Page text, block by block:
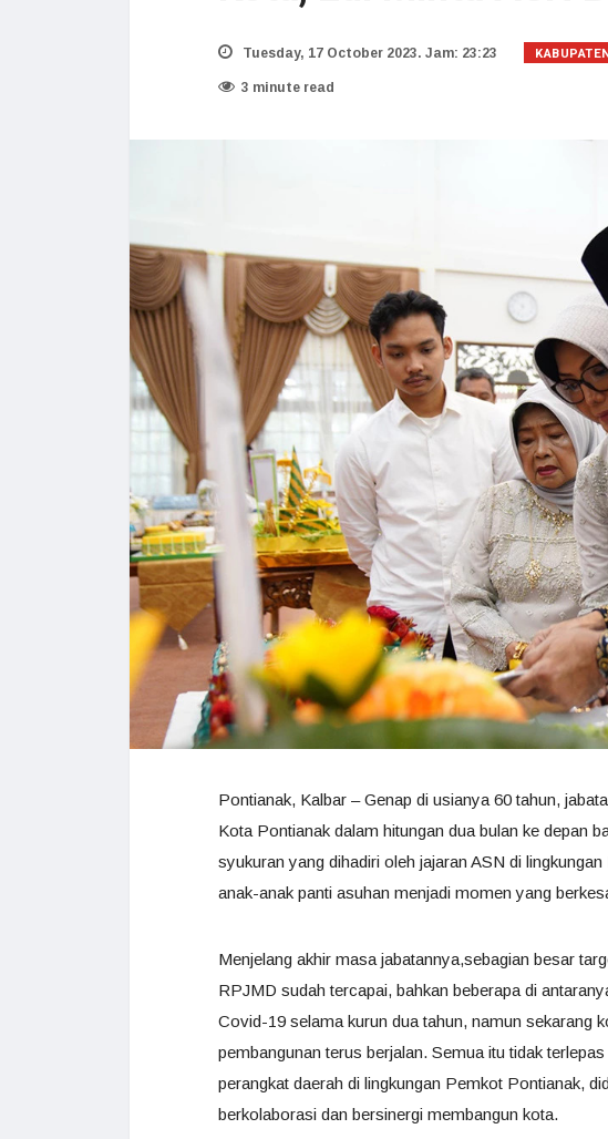
Tuesday, 17 October 2023. Jam: 23:23
3 minute read
Pontianak, Kalbar – Genap di usianya 60 tahun,
Kota Pontianak dalam hitungan dua bulan ke depan
syukuran yang dihadiri oleh jajaran ASN di
anak-anak panti asuhan menjadi momen yang
Menjelang akhir masa jabatannya,sebagian besar
RPJMD sudah tercapai, bahkan beberapa di
Covid-19 selama kurun dua tahun, namun sekarang
pembangunan terus berjalan. Semua itu tidak
perangkat daerah di lingkungan Pemkot Pontianak,
berkolaborasi dan bersinergi membangun kota.